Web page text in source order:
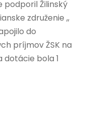
Žilinský
združenie ,,
do
príjmov ŽSK na
dotácie bola 1